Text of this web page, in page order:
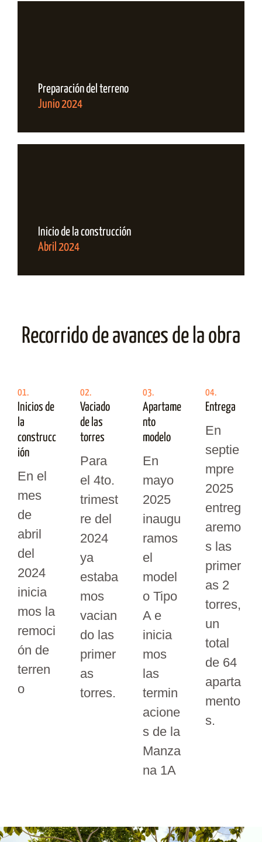
Preparación del terreno
Junio 2024
Inicio de la construcción
Abril 2024
Recorrido de avances de la obra
01.
Inicios de
la
construcc
ión
En el
mes
de
abril
del
2024
inicia
mos la
remoci
ón de
terren
o
02.
Vaciado
de las
torres
Para
el 4to.
trimest
re del
2024
ya
estaba
mos
vacian
do las
primer
as
torres.
03.
Apartame
nto
modelo
En
mayo
2025
inaugu
ramos
el
model
o Tipo
A e
inicia
mos
las
termin
acione
s de la
Manza
na 1A
04.
Entrega
En
septie
mpre
2025
entreg
aremo
s las
primer
as 2
torres,
un
total
de 64
aparta
mento
s.